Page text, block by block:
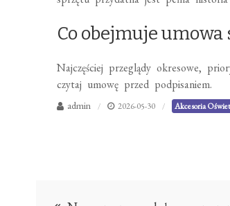
Co obejmuje umowa
Najczęściej przeglądy okresowe,
czytaj umowę przed podpisaniem.
admin 2026-05-30 Akcesoria
Nawigacja